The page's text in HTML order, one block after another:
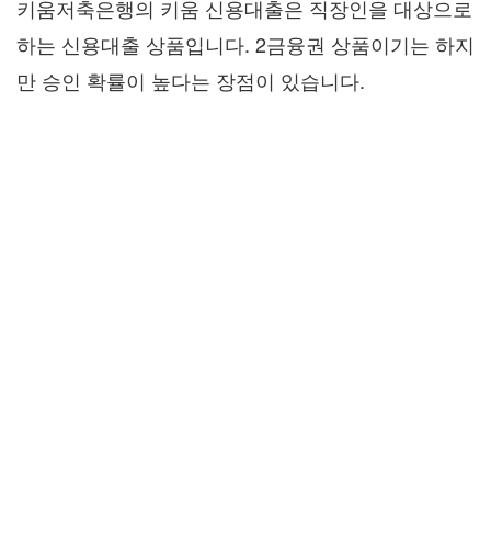
키움저축은행의 키움 신용대출은 직장인을 대상으로
하는 신용대출 상품입니다. 2금융권 상품이기는 하지
만 승인 확률이 높다는 장점이 있습니다.